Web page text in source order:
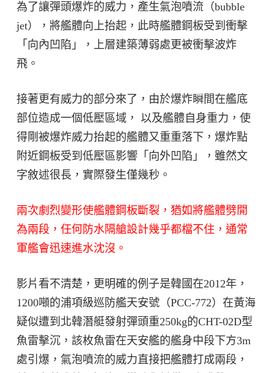
為了讓彈頭爆炸的威力，產生氣泡噴流（bubble
jet），將艦體向上抬起，此時艦體鋼板受到衝擊
「向內凹陷」，上層建築薄弱處更被衝擊波炸
飛。
接著更有威力的部分來了，由於爆炸瞬間在艦底
部位造成一個低壓區域， 以及艦體自身重力，使
得剛被爆炸威力抬起的艦體又重重落下，爆炸點
附近鋼板受到低壓區影響「向外凹陷」，雖然文
字敘述很長，實際發生僅幾秒。
兩次劇烈變形使艦體鋼板斷裂，猶如將艦體劈開
為兩段，任何防水隔艙設計幾乎都檔不住，通常
軍艦會迅速進水沈沒。
影片看不清楚，更明確的例子是韓國在2012年，
1200噸的浦項級巡防艦天安號（PCC-772）在黃海
疑似遭到北韓潛艇發射彈頭重250kg的CHT-02D型
魚雷擊沉，該枚魚雷在天安艦的艦身中段下方3m
處引爆，氣泡噴流的威力直接把艦體打成兩段，